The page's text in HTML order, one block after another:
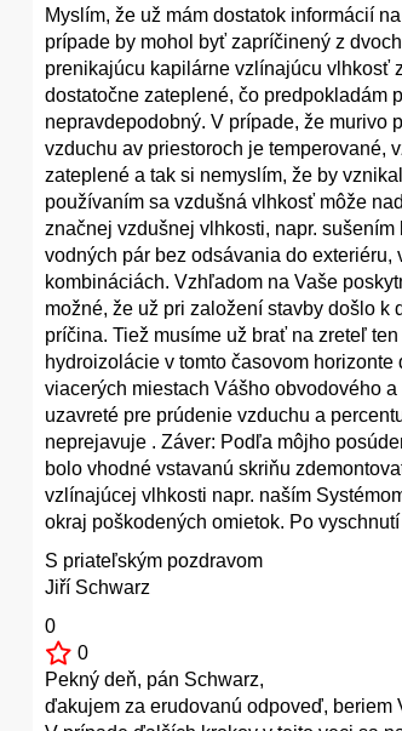
Myslím, že už mám dostatok informácií
prípade by mohol byť zapríčinený z
prenikajúcu kapilárne vzlínajúcu vlhkosť
dostatočne zateplené, čo predpokladám
nepravdepodobný. V prípade, že murivo
vzduchu av priestoroch je temperované,
zateplené a tak si nemyslím, že by
používaním sa vzdušná vlhkosť môže
značnej vzdušnej vlhkosti, napr.
vodných pár bez odsávania do
kombináciách. Vzhľadom na Vaše
možné, že už pri založení stavby došlo
príčina. Tiež musíme už brať na zreteľ
hydroizolácie v tomto časovom
viacerých miestach Vášho obvodového
uzavreté pre prúdenie vzduchu a
neprejavuje . Záver: Podľa môjho
bolo vhodné vstavanú skriňu
vzlínajúcej vlhkosti napr. naším
okraj poškodených omietok. Po
S priateľským pozdravom
Jiří Schwarz
0
0
Pekný deň, pán Schwarz,
ďakujem za erudovanú odpoveď, beriem